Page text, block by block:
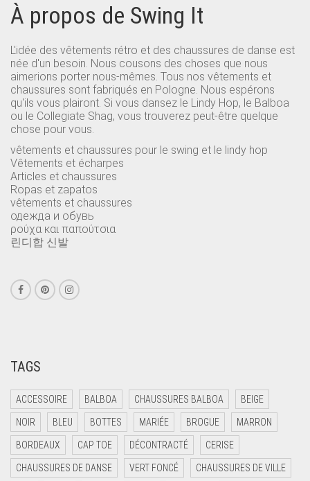
À propos de Swing It
L'idée des vêtements rétro et des chaussures de danse est
née d'un besoin. Nous cousons des choses que nous
aimerions porter nous-mêmes. Tous nos vêtements et
chaussures sont fabriqués en Pologne. Nous espérons
qu'ils vous plairont. Si vous dansez le Lindy Hop, le Balboa
ou le Collegiate Shag, vous trouverez peut-être quelque
chose pour vous.
vêtements et chaussures pour le swing et le lindy hop
Vêtements et écharpes
Articles et chaussures
Ropas et zapatos
vêtements et chaussures
одежда и обувь
ρούχα και παπούτσια
린디합 신발
TAGS
ACCESSOIRE BALBOA CHAUSSURES BALBOA BEIGE
NOIR BLEU BOTTES MARIÉE BROGUE MARRON
BORDEAUX CAP TOE DÉCONTRACTÉ CERISE
CHAUSSURES DE DANSE VERT FONCÉ CHAUSSURES DE VILLE